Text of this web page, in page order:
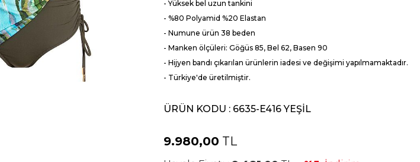
- Yüksek bel uzun tankini
- %80 Polyamid %20 Elastan
- Numune ürün 38 beden
- Manken ölçüleri: Göğüs 85, Bel 62, Basen 90
- Hijyen bandı çıkarılan ürünlerin iadesi ve değişimi yapılmamaktadır.
- Türkiye'de üretilmiştir.
ÜRÜN KODU : 6635-E416 YEŞİL
9.980,00 TL